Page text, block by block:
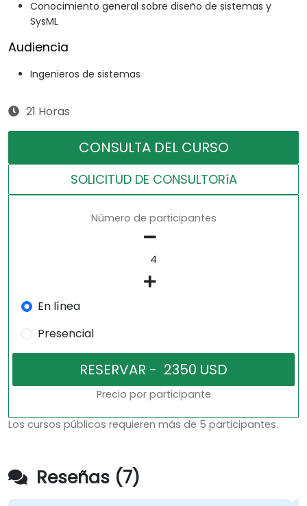
Conocimiento general sobre diseño de sistemas y
SysML
Audiencia
Ingenieros de sistemas
21 Horas
CONSULTA DEL CURSO
SOLICITUD DE CONSULTORíA
Número de participantes
En línea
Presencial
Precio por participante
Los cursos públicos requieren más de 5 participantes.
Reseñas (7)